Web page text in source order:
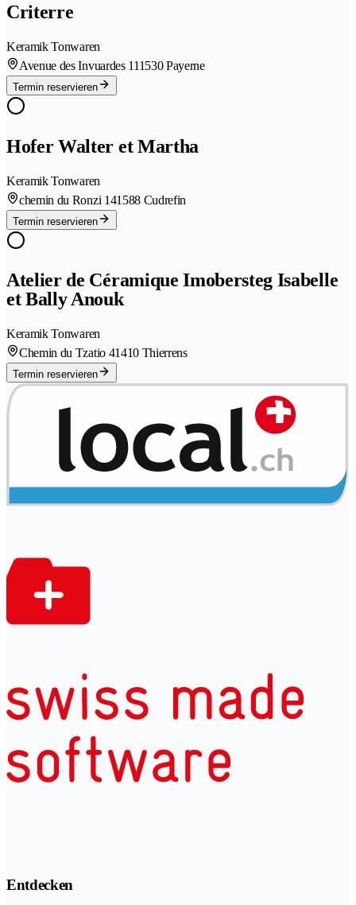
Criterre
Keramik Tonwaren
Avenue des Invuardes 111530 Payerne
Termin reservieren
Hofer Walter et Martha
Keramik Tonwaren
chemin du Ronzi 141588 Cudrefin
Termin reservieren
Atelier de Céramique Imobersteg Isabelle
et Bally Anouk
Keramik Tonwaren
Chemin du Tzatio 41410 Thierrens
Termin reservieren
Entdecken